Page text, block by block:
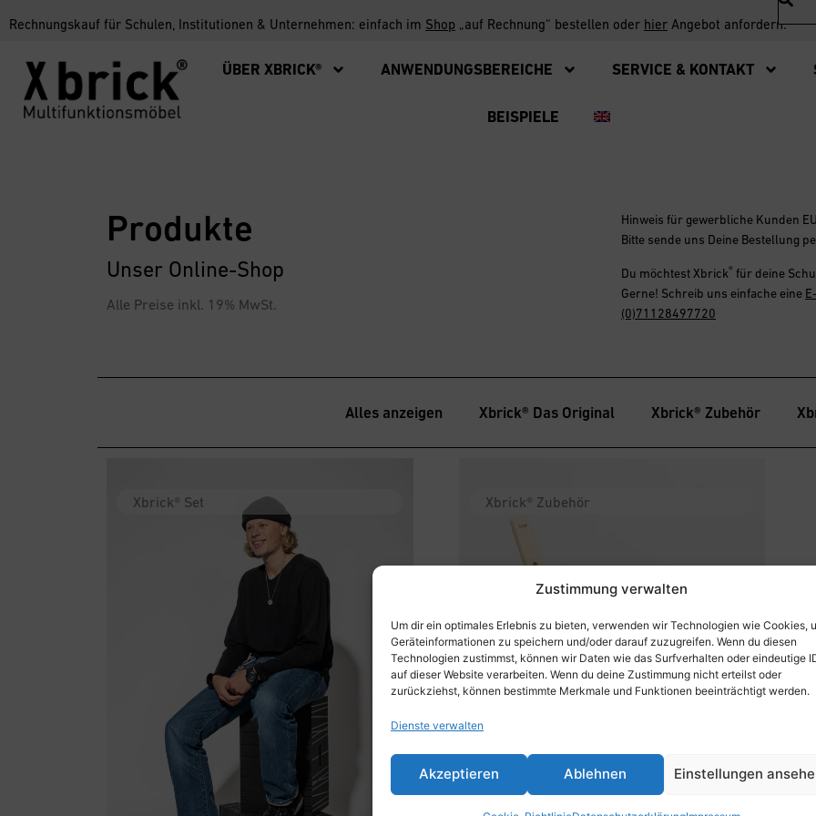
Zustimmung verwalten
Um dir ein optimales Erlebnis zu bieten, verwenden wir Technologien wie Cookies,
Geräteinformationen zu speichern und/oder darauf zuzugreifen. Wenn du diesen
Technologien zustimmst, können wir Daten wie das Surfverhalten oder eindeutige
auf dieser Website verarbeiten. Wenn du deine Zustimmung nicht erteilst oder
zurückziehst, können bestimmte Merkmale und Funktionen beeinträchtigt werden.
Dienste verwalten
Akzeptieren Ablehnen Einstellungen
Rechnungskauf für Schulen, Institutionen & Unternehmen: einfach im Shop „auf Rechnung“ bestellen oder hier Angebot anfordern.
ÜBER XBRICK® ANWENDUNGSBEREICHE SERVICE & KONTAKT
BEISPIELE
Hinweis für gewerbliche Kunden
Bitte sende uns Deine Bestellung
Du möchtest Xbrick® für deine
Gerne! Schreib uns einfache eine
(0)71128497720
Produkte
Unser Online-Shop
Alle Preise inkl. 19% MwSt.
Alles anzeigen Xbrick® Das Original Xbrick® Zubehör
Xbrick® Set Xbrick® Zubehör